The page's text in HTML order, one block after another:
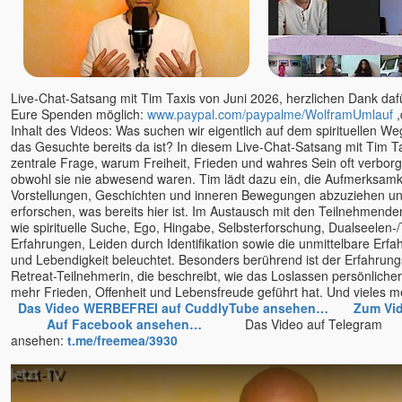
Jim Newman
Jörg Wedereit
John David
John de Ruiter
Jürgen Hummes - die
Spirebos
Kareem & Pratibha
Karim
Karin Gerlach - Mayakarina
Karl Renz
Kevin
Kerstin Landwehr
Lena Giger
Lino Heimild
Lisa Cairns
Mada Dalian
Madhukar
Live-Chat-Satsang mit Tim Taxis von Juni 2026, herzlichen Dank
Eure Spenden möglich: www.paypal.com/paypalme/WolframUmlauf
Inhalt des Videos: Was suchen wir eigentlich auf dem spirituellen
das Gesuchte bereits da ist? In diesem Live-Chat-Satsang mit Tim
zentrale Frage, warum Freiheit, Frieden und wahres Sein oft
obwohl sie nie abwesend waren. Tim lädt dazu ein, die
Vorstellungen, Geschichten und inneren Bewegungen abzuziehen
erforschen, was bereits hier ist. Im Austausch mit den
wie spirituelle Suche, Ego, Hingabe, Selbsterforschung,
Erfahrungen, Leiden durch Identifikation sowie die unmittelbare
und Lebendigkeit beleuchtet. Besonders berührend ist der
Retreat-Teilnehmerin, die beschreibt, wie das Loslassen
mehr Frieden, Offenheit und Lebensfreude geführt hat. Und
Das Video WERBEFREI auf CuddlyTube ansehen…
Zum
Auf Facebook ansehen… Das Video auf Telegram
ansehen: t.me/freemea/3930